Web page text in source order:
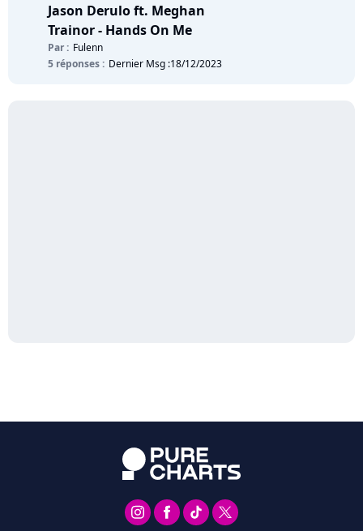
Jason Derulo ft. Meghan
Trainor - Hands On Me
Par : Fulenn
5 réponses : Dernier Msg :18/12/2023